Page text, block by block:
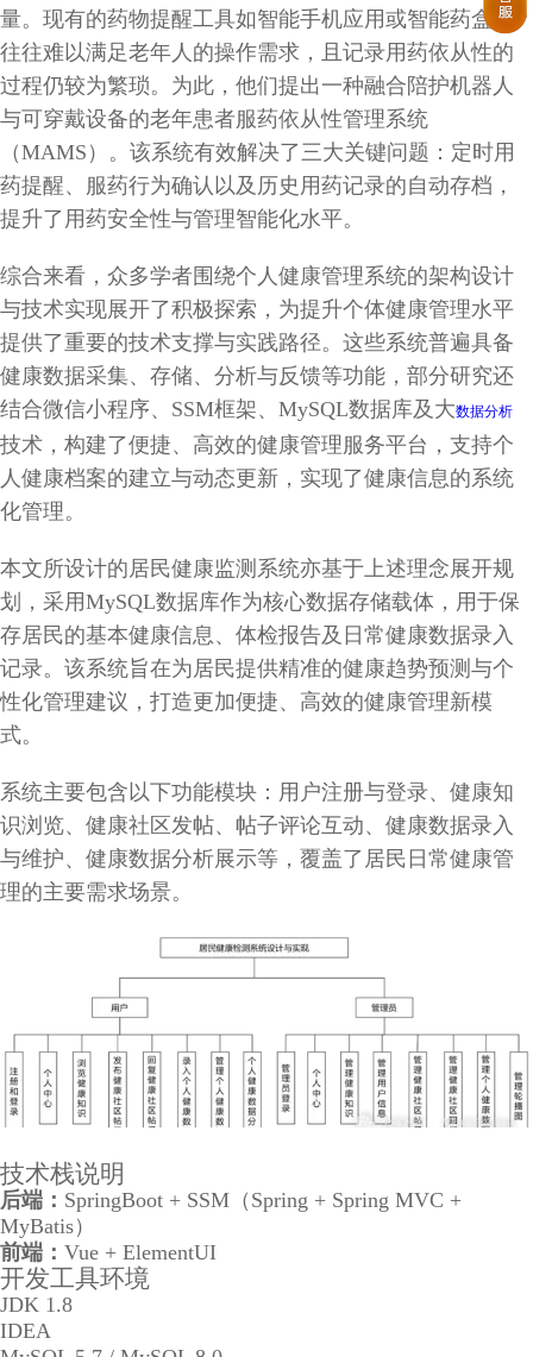
量。现有的药物提醒工具如智能手机应用或智能药盒，
往往难以满足老年人的操作需求，且记录用药依从性的
过程仍较为繁琐。为此，他们提出一种融合陪护机器人
与可穿戴设备的老年患者服药依从性管理系统
（MAMS）。该系统有效解决了三大关键问题：定时用
药提醒、服药行为确认以及历史用药记录的自动存档，
提升了用药安全性与管理智能化水平。
综合来看，众多学者围绕个人健康管理系统的架构设计
与技术实现展开了积极探索，为提升个体健康管理水平
提供了重要的技术支撑与实践路径。这些系统普遍具备
健康数据采集、存储、分析与反馈等功能，部分研究还
结合微信小程序、SSM框架、MySQL数据库及大数据分析
技术，构建了便捷、高效的健康管理服务平台，支持个
人健康档案的建立与动态更新，实现了健康信息的系统
化管理。
本文所设计的居民健康监测系统亦基于上述理念展开规
划，采用MySQL数据库作为核心数据存储载体，用于保
存居民的基本健康信息、体检报告及日常健康数据录入
记录。该系统旨在为居民提供精准的健康趋势预测与个
性化管理建议，打造更加便捷、高效的健康管理新模
式。
系统主要包含以下功能模块：用户注册与登录、健康知
识浏览、健康社区发帖、帖子评论互动、健康数据录入
与维护、健康数据分析展示等，覆盖了居民日常健康管
理的主要需求场景。
技术栈说明
后端： SpringBoot + SSM（Spring + Spring MVC +
MyBatis）
前端： Vue + ElementUI
开发工具环境
JDK 1.8
IDEA